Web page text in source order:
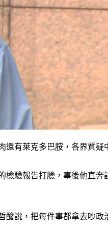
有萊克多巴胺，各界質疑
驗報告打臉，事後他直
說，把每件事都拿去吵